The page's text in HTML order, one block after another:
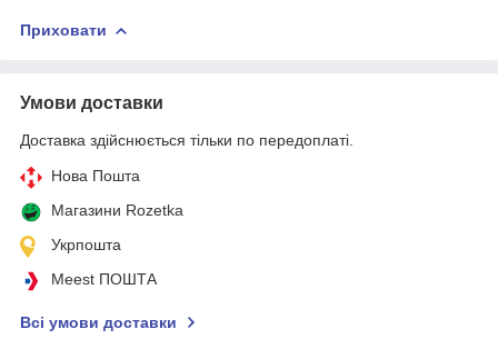
Приховати
Умови доставки
Доставка здійснюється тільки по передоплаті.
Нова Пошта
Магазини Rozetka
Укрпошта
Meest ПОШТА
Всі умови доставки